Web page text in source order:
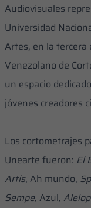
Audiovisuales
Universidad
Artes, en la tercera
Venezolano de
un espacio
jóvenes creadores
Los cortometrajes
Unearte fueron: El
Artis, Ah mundo,
Sempe, Azul,